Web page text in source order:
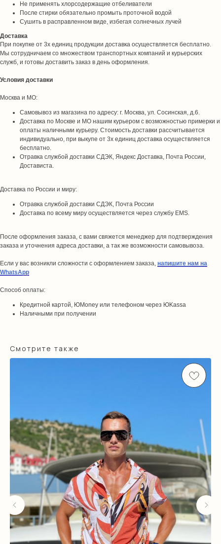
Не применять хлорсодержащие отбеливатели
После стирки обязательно промыть проточной водой
Сушить в расправленном виде, избегая солнечных лучей
Доставка
При покупке от 3х единиц продукции доставка осуществляется бесплатно.
Мы сотрудничаем со множеством транспортных компаний и курьерских
служб, и готовы доставить заказ в день оформления.
Условия доставки
Москва и МО:
Самовывоз из магазина по адресу: г. Москва, ул. Сосинская, д.6.
Доставка по Москве и МО нашим курьером с возможностью примерки и
оплаты наличными курьеру. Стоимость доставки рассчитывается
индивидуально, при выкупе от 3х единиц доставка осуществляется
бесплатно.
Отравка службой доставки СДЭК, Яндекс Доставка, Почта России,
Достависта.
Доставка по России и миру:
Отравка службой доставки СДЭК, Почта России
Доставка по всему миру осуществляется через службу EMS.
После оформления заказа, с вами свяжется менеджер для подтверждения
заказа и уточнения адреса доставки, а так же возможности самовывоза.
Если у вас возникли сложности с оформлением заказа, напишите нам на
WhatsApp
Способ оплаты:
Кредитной картой, ЮMoney или телефоном через ЮKassa
Наличными при получении
Смотрите также